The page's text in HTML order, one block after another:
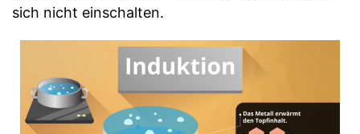
sich nicht einschalten.